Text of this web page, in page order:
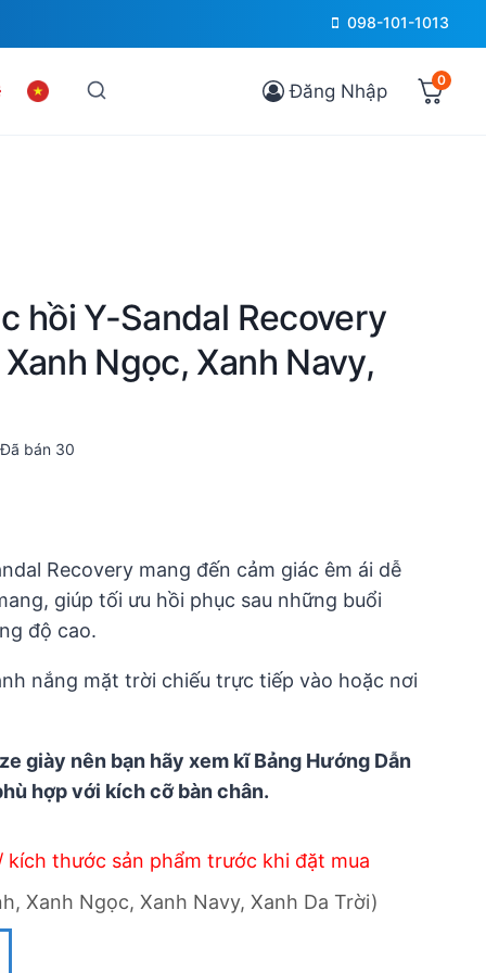
098-101-1013
Đăng Nhập 0
hồi Y-Sandal Recovery
Ngọc, Xanh Navy,
Đã bán 30
Recovery mang đến cảm giác êm ái dễ
giúp tối ưu hồi phục sau những buổi
độ cao.
nắng mặt trời chiếu trực tiếp vào hoặc nơi
giày nên bạn hãy xem kĩ Bảng Hướng Dẫn
hợp với kích cỡ bàn chân.
kích thước sản phẩm trước khi đặt mua
Xanh Ngọc, Xanh Navy, Xanh Da Trời)